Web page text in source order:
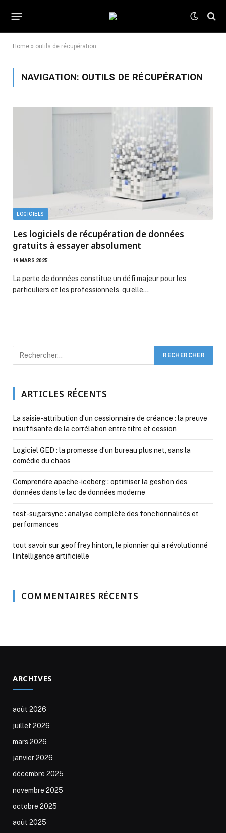
Home » outils de récupération
NAVIGATION: OUTILS DE RÉCUPÉRATION
LOGICIELS
Les logiciels de récupération de données
gratuits à essayer absolument
19 MARS 2025
La perte de données constitue un défi majeur pour les
particuliers et les professionnels, qu’elle…
ARTICLES RÉCENTS
La saisie-attribution d’un cessionnaire de créance : la preuve
insuffisante de la corrélation entre titre et cession
Logiciel GED : la promesse d’un bureau plus net, sans la
comédie du chaos
Comprendre apache-iceberg : optimiser la gestion des
données dans le lac de données moderne
test-sugarsync : analyse complète des fonctionnalités et
performances
tout savoir sur geoffrey hinton, le pionnier qui a révolutionné
l’intelligence artificielle
COMMENTAIRES RÉCENTS
ARCHIVES
août 2026
juillet 2026
mars 2026
janvier 2026
décembre 2025
novembre 2025
octobre 2025
août 2025